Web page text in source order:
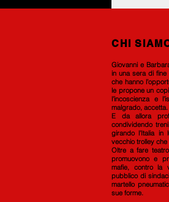
CHI
Giovanni e
in una sera di fine
che hanno
le propone un
l’incoscienza e
malgrado, accetta.
E da allora
condividendo
girando l’Italia
vecchio trolley
Oltre a fare
promuovono e
mafie, contro la
pubblico di
martello
sue forme.